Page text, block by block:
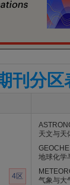
刊分区
4区
天文与天
地球化学
气象与大